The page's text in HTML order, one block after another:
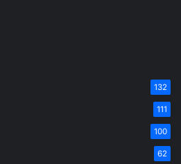
132
111
100
62